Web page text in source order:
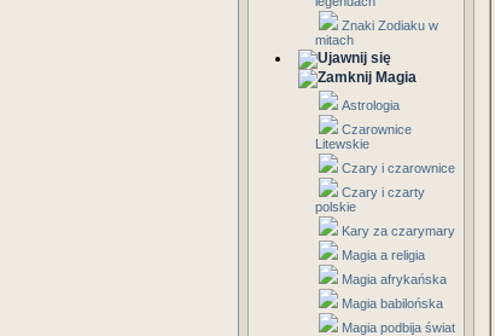
Znaki Zodiaku w
mitach
Magia
Astrologia
Czarownice
Litewskie
Czary i czarownice
Czary i czarty
polskie
Kary za czarymary
Magia a religia
Magia afrykańska
Magia babilońska
Magia podbija świat